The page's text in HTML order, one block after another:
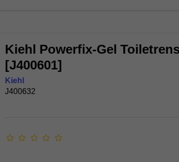
Kiehl Powerfix-Gel
[J400601]
Kiehl
J400632